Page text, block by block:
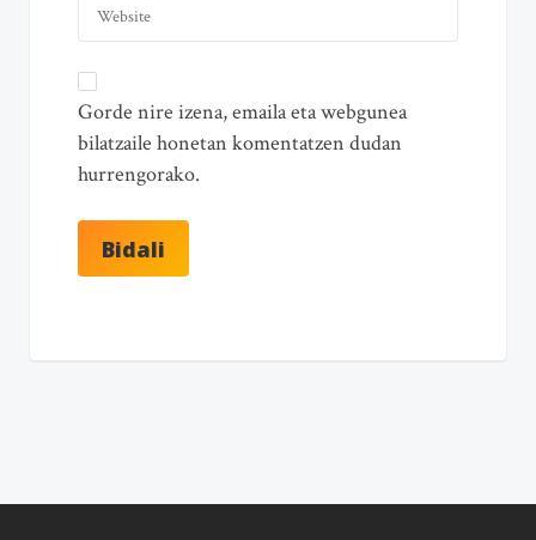
Gorde nire izena, emaila eta webgunea
bilatzaile honetan komentatzen dudan
hurrengorako.